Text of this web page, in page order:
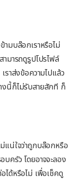
ามบล๊อกเราหรือไม่
มารถดูรูปโปรไฟล์
าส่งข้อความไปแล้ว
งนี้ก็ไม่รับสายสักที ก็
ม่แน่ใจว่าถูกบล๊อกหรือ
ครัว โดยอาจจะลอง
ได้หรือไม่ เพื่อเช็คดู